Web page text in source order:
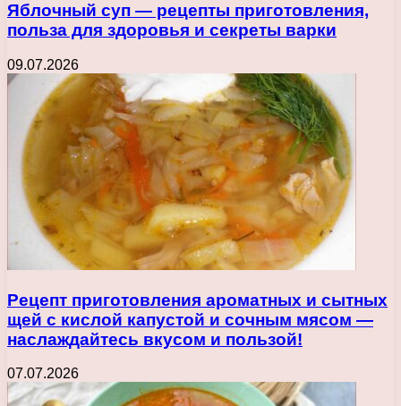
Яблочный суп — рецепты приготовления,
польза для здоровья и секреты варки
09.07.2026
Рецепт приготовления ароматных и сытных
щей с кислой капустой и сочным мясом —
наслаждайтесь вкусом и пользой!
07.07.2026